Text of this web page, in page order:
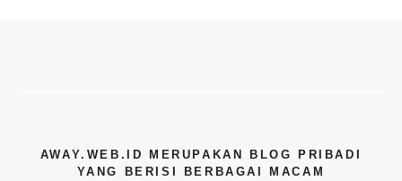
AWAY.WEB.ID MERUPAKAN BLOG PRIBADI
YANG BERISI BERBAGAI MACAM